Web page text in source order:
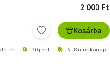
2 000 Ft
Kosárba
20 pont 6 - 8 munkanap